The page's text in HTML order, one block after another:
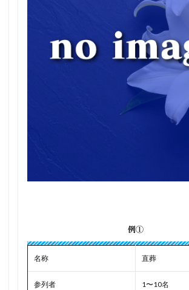
例①
名称 直葬
参列者 1〜10名